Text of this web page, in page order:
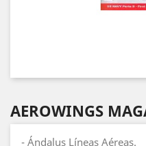
AEROWINGS
- Ándalus Líneas Aéreas.